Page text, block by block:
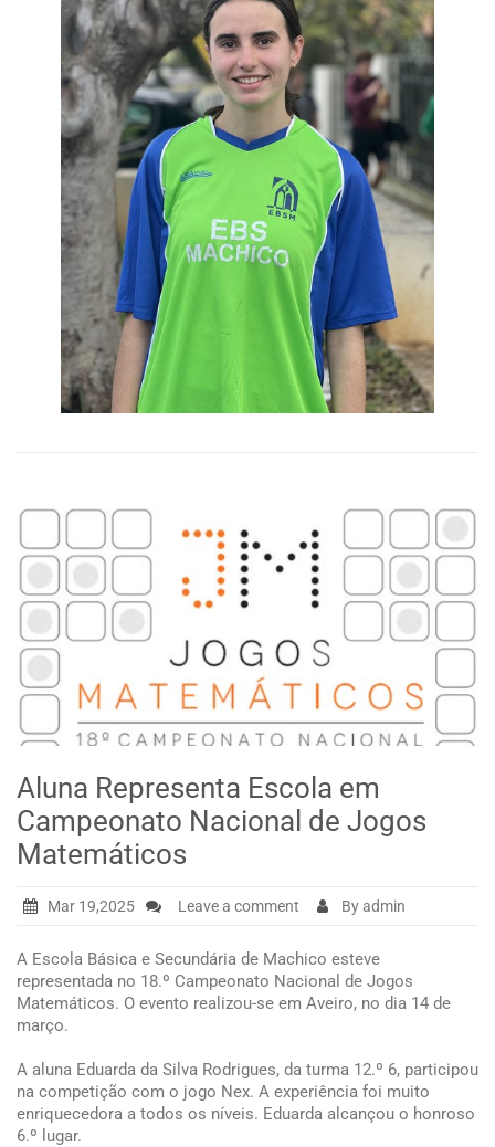
Aluna Representa Escola em
Campeonato Nacional de Jogos
Matemáticos
Mar 19,2025 Leave a comment By admin
A Escola Básica e Secundária de Machico esteve
representada no 18.º Campeonato Nacional de Jogos
Matemáticos. O evento realizou-se em Aveiro, no dia 14 de
março.
A aluna Eduarda da Silva Rodrigues, da turma 12.º 6, participou
na competição com o jogo Nex. A experiência foi muito
enriquecedora a todos os níveis. Eduarda alcançou o honroso
6.º lugar.